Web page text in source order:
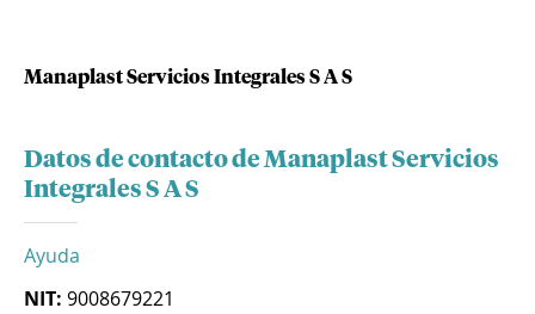
Manaplast Servicios Integrales S A S
Datos de contacto de Manaplast Servicios
Integrales S A S
Ayuda
NIT: 9008679221